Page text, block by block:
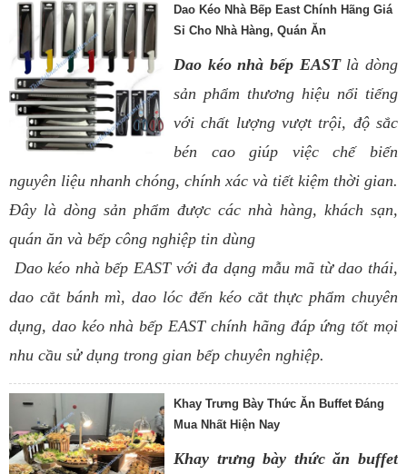
Dao Kéo Nhà Bếp East Chính Hãng Giá
Sỉ Cho Nhà Hàng, Quán Ăn
Dao kéo nhà bếp EASTlà dòng
sản phẩm thương hiệu nổi tiếng
với chất lượng vượt trội, độ sắc
bén cao giúp việc chế biến
nguyên liệu nhanh chóng, chính xác và tiết kiệm thời gian.
Đây là dòng sản phẩm được các nhà hàng, khách sạn,
quán ăn và bếp công nghiệp tin dùng
Dao kéo nhà bếp EAST với đa dạng mẫu mã từ dao thái,
dao cắt bánh mì, dao lóc đến kéo cắt thực phẩm chuyên
dụng, dao kéo nhà bếp EAST chính hãng đáp ứng tốt mọi
nhu cầu sử dụng trong gian bếp chuyên nghiệp.
Khay Trưng Bày Thức Ăn Buffet Đáng
Mua Nhất Hiện Nay
Khay trưng bày thức ăn buffet